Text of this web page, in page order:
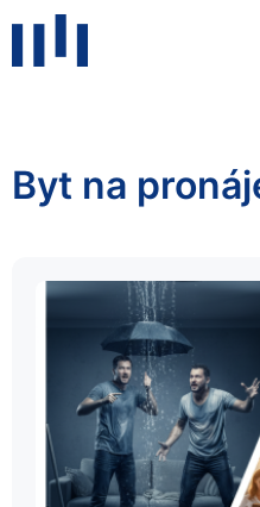
Byt na